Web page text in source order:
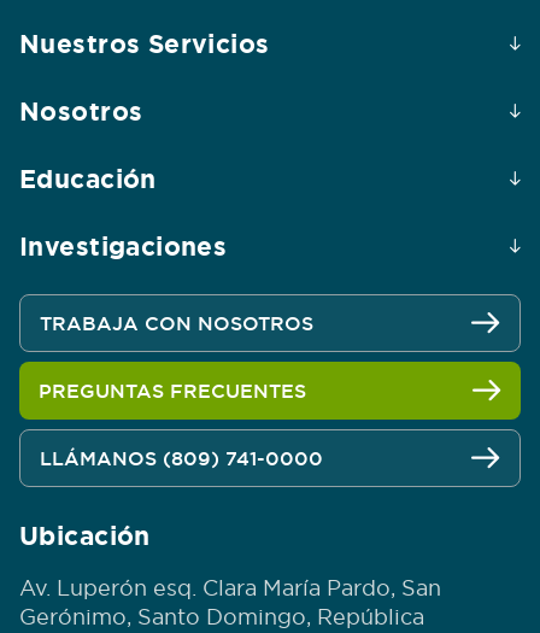
Nuestros Servicios
Nosotros
Educación
Investigaciones
TRABAJA CON NOSOTROS
PREGUNTAS FRECUENTES
LLÁMANOS (809) 741-0000
Ubicación
Av. Luperón esq. Clara María Pardo, San
Gerónimo, Santo Domingo, República